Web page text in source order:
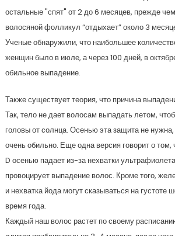
остальные "спят" от 2 до 6 месяцев, прежде
волосяной фолликул “отдыхает” около 3
Ученые обнаружили, что наибольшее
женщин было в июле, а через 100 дней, в
обильное выпадение.
Также существует теория, что причина
Так, тело не дает волосам выпадать летом,
головы от солнца. Осенью эта защита не
очень обильно. Еще одна версия говорит о том,
D осенью падает из-за нехватки
провоцирует выпадение волос. Кроме того,
и нехватка йода могут сказываться на
время года.
Каждый наш волос растет по своему